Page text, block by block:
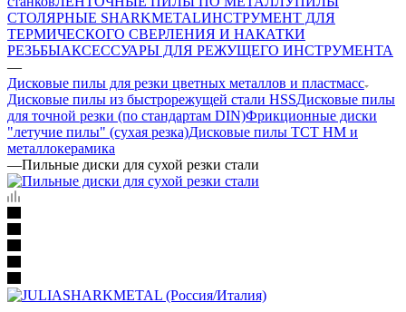
СТОЛЯРНЫЕ SHARKMETALИНСТРУМЕНТ ДЛЯ
ТЕРМИЧЕСКОГО СВЕРЛЕНИЯ И НАКАТКИ
РЕЗЬБЫАКСЕССУАРЫ ДЛЯ РЕЖУЩЕГО ИНСТРУМЕНТА
—
Дисковые пилы для резки цветных металлов и пластмасс
Дисковые пилы из быстрорежущей стали HSSДисковые пилы
для точной резки (по стандартам DIN)Фрикционные диски
"летучие пилы" (сухая резка)Дисковые пилы ТСТ НМ и
металлокерамика
—Пильные диски для сухой резки стали